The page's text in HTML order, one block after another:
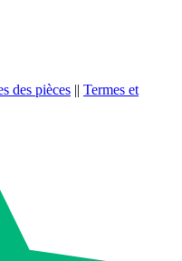
des pièces || Termes et